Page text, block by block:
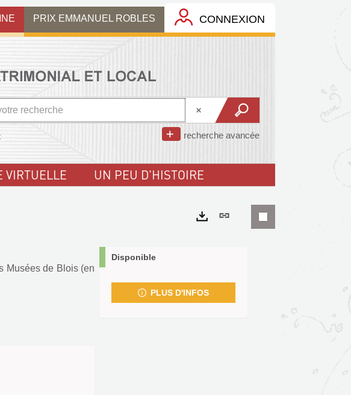
PRIX EMMANUEL ROBLES CONNEXION
recherche avancée
VIRTUELLE UN PEU D'HISTOIRE
Musées de Blois (en
Lien
Disponible
PLUS D'INFOS